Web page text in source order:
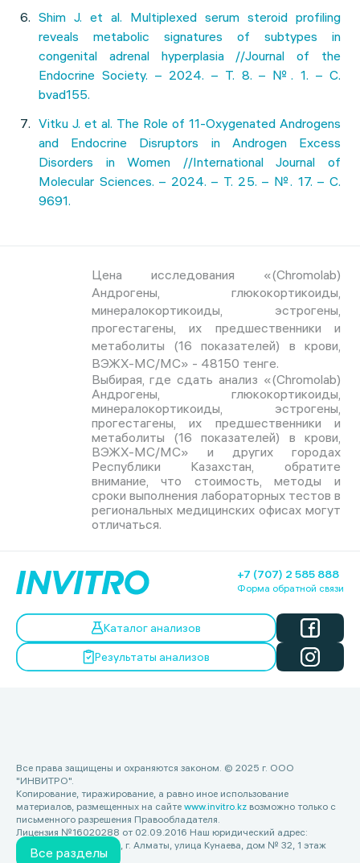
Все разделы
Shim J. et al. Multiplexed serum steroid profiling
reveals metabolic signatures of subtypes in
congenital adrenal hyperplasia //Journal of the
Endocrine Society. – 2024. – Т. 8. – №. 1. – С.
bvad155.
Vitku J. et al. The Role of 11-Oxygenated Androgens
and Endocrine Disruptors in Androgen Excess
Disorders in Women //International Journal of
Molecular Sciences. – 2024. – Т. 25. – №. 17. – С.
9691.
Цена исследования «(Chromolab)
Андрогены, глюкокортикоиды,
минералокортикоиды, эстрогены,
прогестагены, их предшественники и
метаболиты (16 показателей) в крови,
ВЭЖХ-МС/МС» - 48150 тенге.
Выбирая, где сдать анализ «(Chromolab)
Андрогены, глюкокортикоиды,
минералокортикоиды, эстрогены,
прогестагены, их предшественники и
метаболиты (16 показателей) в крови,
ВЭЖХ-МС/МС» и других городах
Республики Казахстан, обратите
внимание, что стоимость, методы и
сроки выполнения лабораторных тестов в
региональных медицинских офисах могут
отличаться.
+7 (707) 2 585 888
Форма обратной связи
Каталог анализов
Результаты анализов
Все права защищены и охраняются законом. © 2025 г. ООО
"ИНВИТРО".
Копирование, тиражирование, а равно иное использование
материалов, размещенных на сайте www.invitro.kz возможно только с
письменного разрешения Правообладателя.
Лицензия №16020288 от 02.09.2016 Наш юридический адрес:
Республика Казахстан, г. Алматы, улица Кунаева, дом № 32, 1 этаж